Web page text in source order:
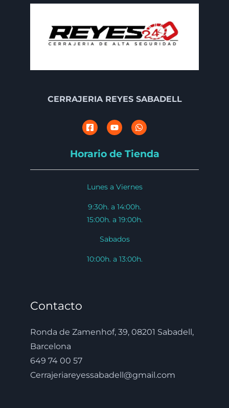
CERRAJERIA REYES SABADELL
Horario de Tienda
Lunes a Viernes
9:30h. a 14:00h.
15:00h. a 19:00h.
Sabados
10:00h. a 13:00h.
Contacto
Ronda de Zamenhof, 39, 08201 Sabadell,
Barcelona
649 74 00 57
Cerrajeriareyessabadell@gmail.com